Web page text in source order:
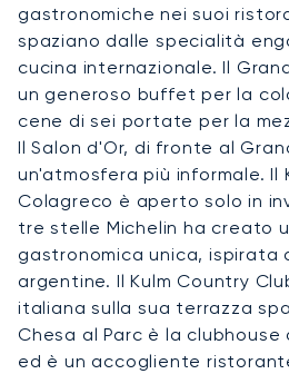
gastronomiche nei suoi
spaziano dalle specialità
cucina internazionale. Il
un generoso buffet per la
cene di sei portate per la
Il Salon d'Or, di fronte al
un'atmosfera più informale. Il
Colagreco è aperto solo in
tre stelle Michelin ha creato
gastronomica unica, ispirata
argentine. Il Kulm Country
italiana sulla sua terrazza
Chesa al Parc è la clubhouse
ed è un accogliente